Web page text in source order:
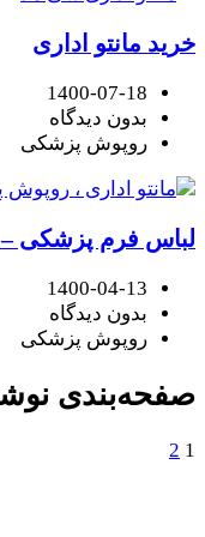
خرید مانتو اداری
1400-07-18
بدون دیدگاه
روپوش پزشکی
لباس فرم پزشکی –
1400-04-13
بدون دیدگاه
روپوش پزشکی
صفحه‌بندی
1
2